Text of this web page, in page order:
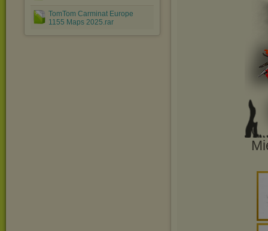
TomTom Carminat Europe
1155 Maps 2025.rar